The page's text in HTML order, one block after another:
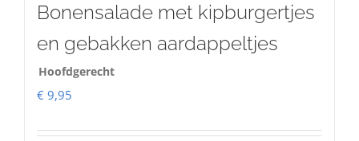
Bonensalade met kipburgertjes
en gebakken aardappeltjes
Hoofdgerecht
€ 9,95